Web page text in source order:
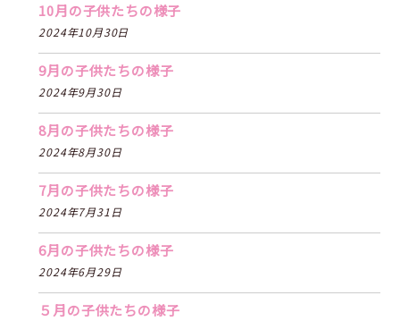
10月の子供たちの様子
2024年10月30日
9月の子供たちの様子
2024年9月30日
8月の子供たちの様子
2024年8月30日
7月の子供たちの様子
2024年7月31日
6月の子供たちの様子
2024年6月29日
５月の子供たちの様子